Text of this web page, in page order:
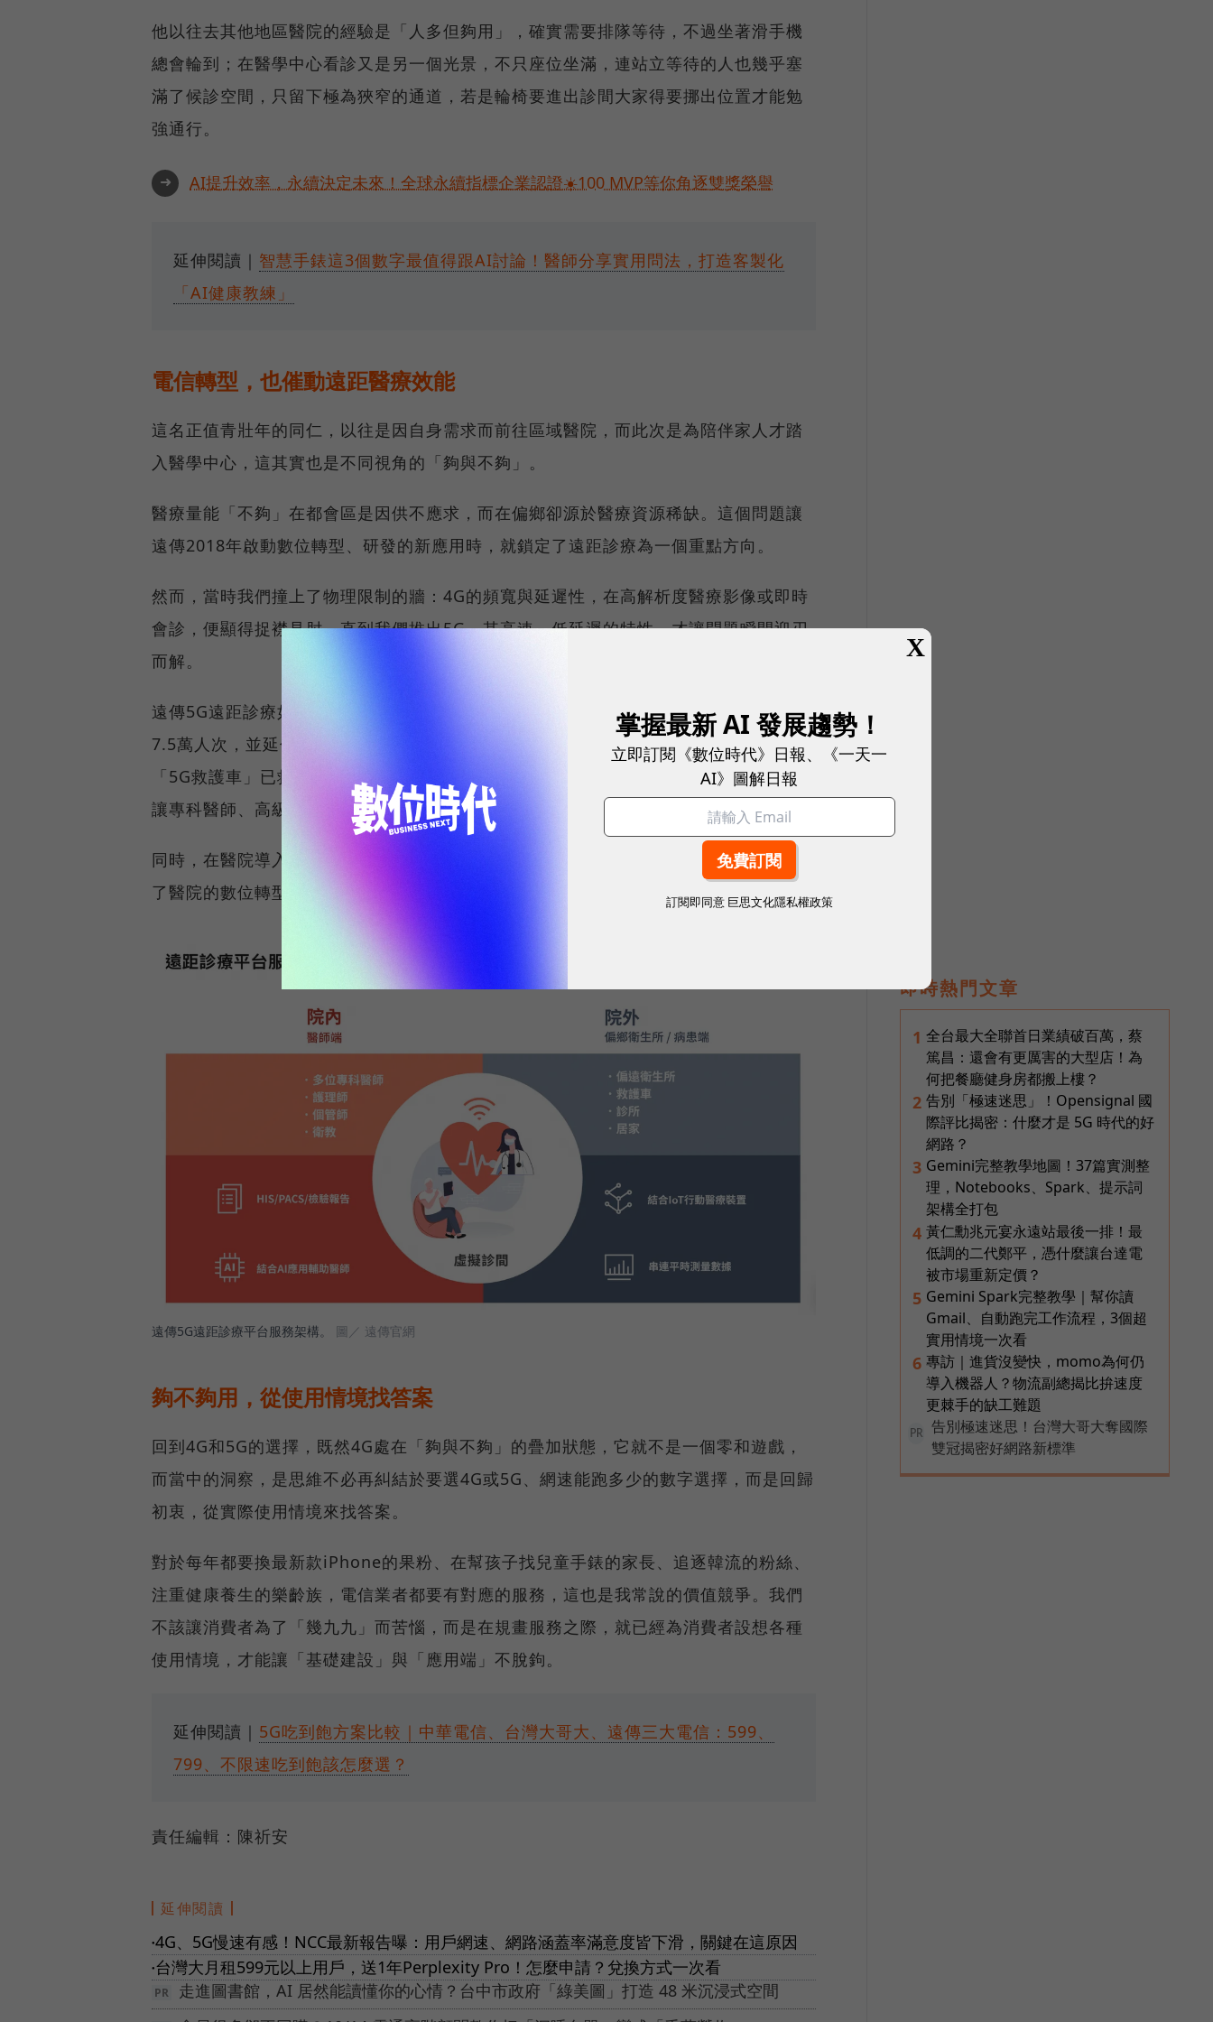
他以往去其他地區醫院的經驗是「人多但夠用」，確實需要排隊等待，不過坐著滑手機
總會輪到；在醫學中心看診又是另一個光景，不只座位坐滿，連站立等待的人也幾乎塞
滿了候診空間，只留下極為狹窄的通道，若是輪椅要進出診間大家得要挪出位置才能勉
強通行。
➜ AI提升效率，永續決定未來！全球永續指標企業認證☀️100 MVP等你角逐雙獎榮譽
延伸閱讀｜ 智慧手錶這3個數字最值得跟AI討論！醫師分享實用問法，打造客製化
「AI健康教練」
電信轉型，也催動遠距醫療效能
這名正值青壯年的同仁，以往是因自身需求而前往區域醫院，而此次是為陪伴家人才踏
入醫學中心，這其實也是不同視角的「夠與不夠」。
醫療量能「不夠」在都會區是因供不應求，而在偏鄉卻源於醫療資源稀缺。這個問題讓
遠傳2018年啟動數位轉型、研發的新應用時，就鎖定了遠距診療為一個重點方向。
然而，當時我們撞上了物理限制的牆：4G的頻寬與延遲性，在高解析度醫療影像或即時
會診，便顯得捉襟見肘。直到我們推出5G，其高速、低延遲的特性，才讓問題瞬間迎刃
而解。
遠傳5G遠距診療如今遍及15個縣市、59個鄉鎮，由22所醫院共同服務，服務累積超過
7.5萬人次，並延伸運用到緊急救護、在宅醫療、居家長照、健康諮詢等場域。例如
「5G救護車」已救援超過3,500人次，我們從5G網路的「基礎建設」勾住「應用端」，
讓專科醫師、高級救護員透過網路進入偏鄉和救護車。
同時，在醫院導入時，遠距診療平台必須可以串接醫院的掛號、病歷系統，因此也帶動
了醫院的數位轉型。
遠傳5G遠距診療平台服務架構。 圖／ 遠傳官網
夠不夠用，從使用情境找答案
回到4G和5G的選擇，既然4G處在「夠與不夠」的疊加狀態，它就不是一個零和遊戲，
而當中的洞察，是思維不必再糾結於要選4G或5G、網速能跑多少的數字選擇，而是回歸
初衷，從實際使用情境來找答案。
對於每年都要換最新款iPhone的果粉、在幫孩子找兒童手錶的家長、追逐韓流的粉絲、
注重健康養生的樂齡族，電信業者都要有對應的服務，這也是我常說的價值競爭。我們
不該讓消費者為了「幾九九」而苦惱，而是在規畫服務之際，就已經為消費者設想各種
使用情境，才能讓「基礎建設」與「應用端」不脫鉤。
延伸閱讀｜ 5G吃到飽方案比較｜中華電信、台灣大哥大、遠傳三大電信：599、
799、不限速吃到飽該怎麼選？
責任編輯：陳祈安
延伸閱讀
●4G、5G慢速有感！NCC最新報告曝：用戶網速、網路涵蓋率滿意度皆下滑，關鍵在這原因
● 台灣大月租599元以上用戶，送1年Perplexity Pro！怎麼申請？兌換方式一次看
走進圖書館，AI 居然能讀懂你的心情？台中市政府「綠美圖」打造 48 米沉浸式空間
即時熱門文章
1 全台最大全聯首日業績破百萬，蔡
篤昌：還會有更厲害的大型店！為
何把餐廳健身房都搬上樓？
2 告別「極速迷思」！Opensignal 國
際評比揭密：什麼才是 5G 時代的好
網路？
3 Gemini完整教學地圖！37篇實測整
理，Notebooks、Spark、提示詞
架構全打包
4 黃仁勳兆元宴永遠站最後一排！最
低調的二代鄭平，憑什麼讓台達電
被市場重新定價？
5 Gemini Spark完整教學｜幫你讀
Gmail、自動跑完工作流程，3個超
實用情境一次看
6 專訪｜進貨沒變快，momo為何仍
導入機器人？物流副總揭比拚速度
更棘手的缺工難題
PR
告別極速迷思！台灣大哥大奪國際
雙冠揭密好網路新標準
X
掌握最新 AI 發展趨勢！
立即訂閱《數位時代》日報、《一天一
AI》圖解日報
訂閱即同意 巨思文化隱私權政策